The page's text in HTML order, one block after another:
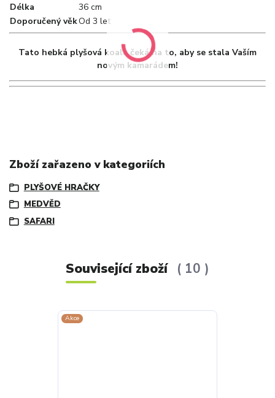
Délka
36 cm
Doporučený věkOd 3 let
Tato hebká plyšová koala čeká na to, aby se stala Vaším
novým kamarádem!
Zboží zařazeno v kategoriích
PLYŠOVÉ HRAČKY
MEDVĚD
SAFARI
Související zboží 10
Akce